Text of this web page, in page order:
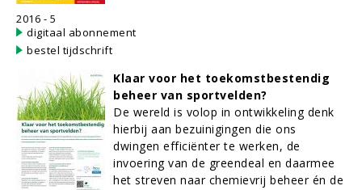
2016 - 5
digitaal abonnement
bestel tijdschrift
Klaar voor het toekomstbestendig
beheer van sportvelden?
De wereld is volop in ontwikkeling denk
hierbij aan bezuinigingen die ons
dwingen efficiënter te werken, de
invoering van de greendeal en daarmee
het streven naar chemievrij beheer én de